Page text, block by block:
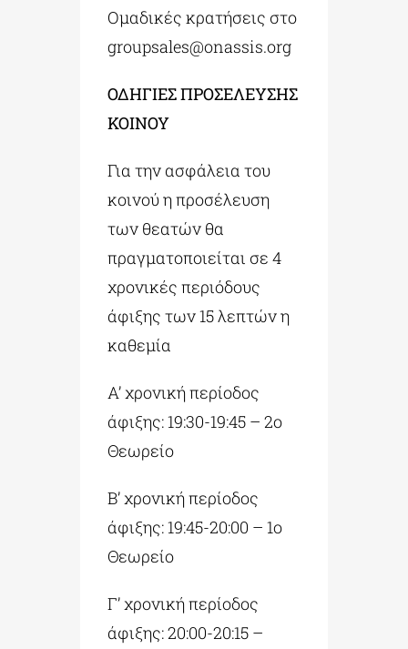
Ομαδικές κρατήσεις στο
groupsales@onassis.org
ΟΔΗΓΙΕΣ ΠΡΟΣΕΛΕΥΣΗΣ
ΚΟΙΝΟΥ
Για την ασφάλεια του
κοινού η προσέλευση
των θεατών θα
πραγματοποιείται σε 4
χρονικές περιόδους
άφιξης των 15 λεπτών η
καθεμία
A’ χρονική περίοδος
άφιξης: 19:30-19:45 – 2ο
Θεωρείο
B’ χρονική περίοδος
άφιξης: 19:45-20:00 – 1ο
Θεωρείο
Γ’ χρονική περίοδος
άφιξης: 20:00-20:15 –